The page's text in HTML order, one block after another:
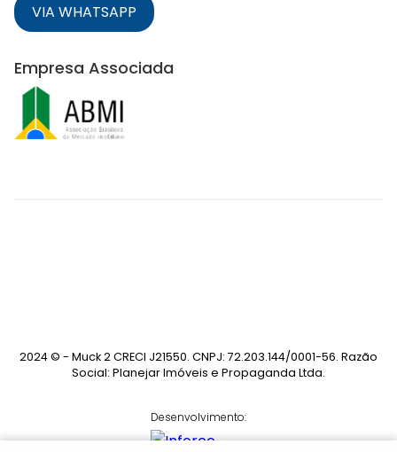
VIA WHATSAPP
Empresa Associada
2024 © - Muck 2 CRECI J21550. CNPJ: 72.203.144/0001-56. Razão
Social: Planejar Imóveis e Propaganda Ltda.
Desenvolvimento: